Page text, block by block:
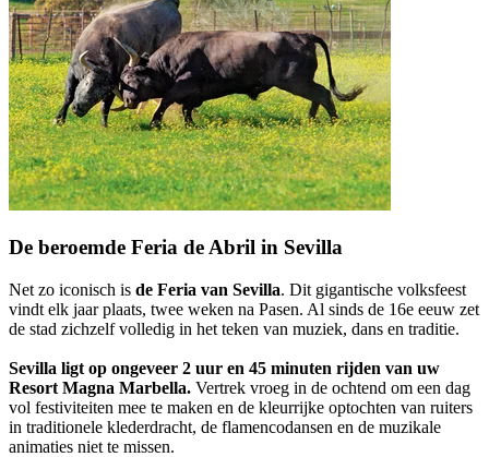
De beroemde Feria de Abril in Sevilla
Net zo iconisch is de Feria van Sevilla. Dit gigantische volksfeest
vindt elk jaar plaats, twee weken na Pasen. Al sinds de 16e eeuw zet
de stad zichzelf volledig in het teken van muziek, dans en traditie.
Sevilla ligt op ongeveer 2 uur en 45 minuten rijden van uw
Resort Magna Marbella. Vertrek vroeg in de ochtend om een dag
vol festiviteiten mee te maken en de kleurrijke optochten van ruiters
in traditionele klederdracht, de flamencodansen en de muzikale
animaties niet te missen.